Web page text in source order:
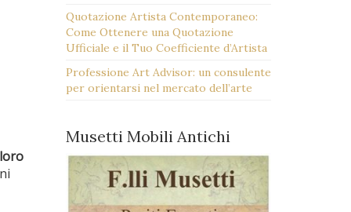
Quotazione Artista Contemporaneo:
Come Ottenere una Quotazione
Ufficiale e il Tuo Coefficiente d’Artista
Professione Art Advisor: un consulente
per orientarsi nel mercato dell’arte
Musetti Mobili Antichi